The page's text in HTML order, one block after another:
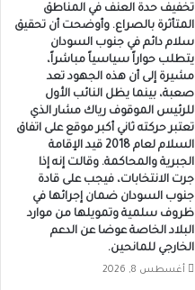
تخفيف حدة العنف في المناطق
المتأثرة بالصراع. وأوضحت أن تحقيق
سلام دائم في جنوب السودان
يتطلب حواراً سياسياً مباشراً،
مشيرة إلى أن هذه الجهود تعد
صعبة، بينما يظل النائب الأول
للرئيس الموقوف رياك مشار الذي
تعتبر حركته ثاني أكبر موقع على اتفاق
السلام لعام 2018 قيد الإقامة
الجبرية والمحاكمة. وقالت إنه إذا
جرت الانتخابات، فيجب على قادة
جنوب السودان ضمان إجرائها في
ظروف سلمية وتمويلها من موارد
البلاد الخاصة عوضا عن الدعم
الخارجي للمانحين.
أغسطس 8, 2026